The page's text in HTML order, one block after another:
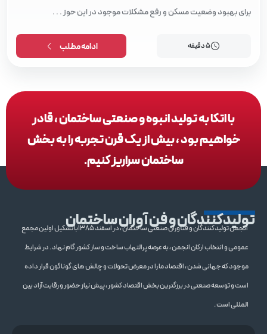
برای بهبود وضعیت مسکن و رفع مشکلات موجود در این حوز . . .
5 دقیقه ادامه مطلب
با اتکا به تولید انبوه و صنعتی ساختمان ، قادر
خواهیم بود ، بیش از یک قرن تجربه را به بخش
ساختمان سراریز کنیم.
تولیدکنندگان و فن آوران ساختمانانجمن تولیدکنندگان و فنآوران صنعتی ساختمان ، در اسفند 1385با تشکیل اولین مجمع
عمومی و انتخاب ارکان انجمن ، به عرصه پرالتهاب ساخت و ساز کشور گام نهاد . در شرایط
موجود که جهانی شدن ، اقتصاد ما را در معرض تحولات و چالش های گوناگون قرار داده
است و توسعه صنعتی در برزگترین بخش اقتصاد کشور ، پیش نیاز حضور و رقابت آزاد بین
المللی است .